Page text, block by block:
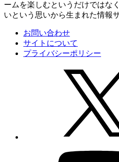
ームを楽しむというだけではな
いという思いから生まれた情報
お問い合わせ
サイトについて
プライバシーポリシー